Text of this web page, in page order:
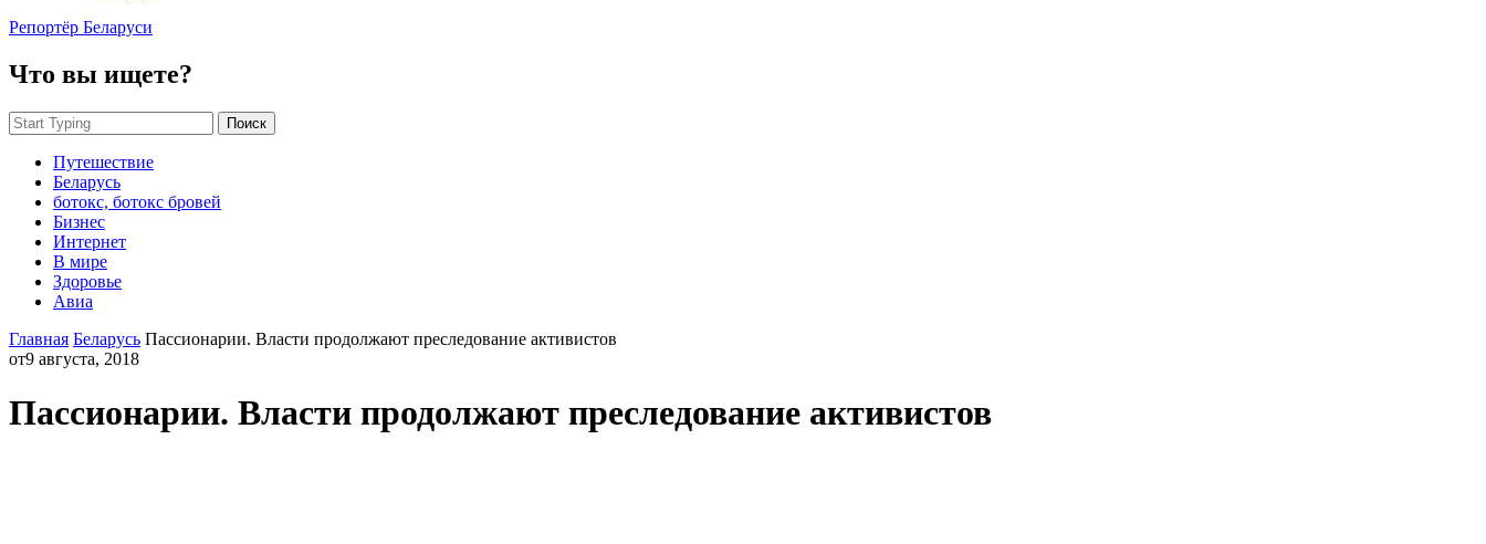
Репортёр Беларуси
Что вы ищете?
Поиск
Путешествие
Беларусь
ботокс, ботокс бровей
Бизнес
Интернет
В мире
Здоровье
Авиа
Главная Беларусь Пассионарии. Власти продолжают преследование активистов
от9 августа, 2018
Пассионарии. Власти продолжают преследование активистов